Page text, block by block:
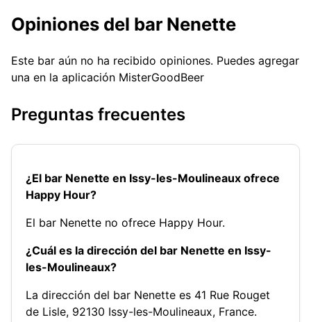
Opiniones del bar Nenette
Este bar aún no ha recibido opiniones. Puedes agregar
una en la aplicación MisterGoodBeer
Preguntas frecuentes
¿El bar Nenette en Issy-les-Moulineaux ofrece
Happy Hour?
El bar Nenette no ofrece Happy Hour.
¿Cuál es la dirección del bar Nenette en Issy-
les-Moulineaux?
La dirección del bar Nenette es 41 Rue Rouget
de Lisle, 92130 Issy-les-Moulineaux, France.